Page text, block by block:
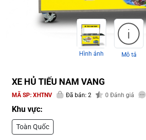
Hình ảnh Mô tả
XE HỦ TIẾU NAM VANG
MÃ SP: XHTNV Đã bán: 2 0 Đánh giá
Khu vực:
Toàn Quốc